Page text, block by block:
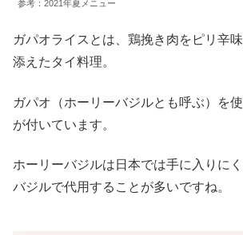
参考：2021年夏メニュー
ガパオライスとは、鶏挽き肉をピリ辛
添えたタイ料理。
ガパオ（ホーリーバジルとも呼ぶ）を
が付いています。
ホーリーバジルは日本では手に入りに
バジルで代用することが多いですね。